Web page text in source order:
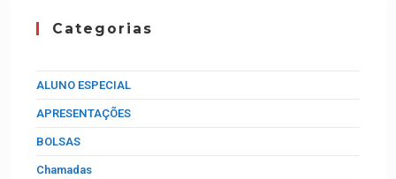
Categorias
ALUNO ESPECIAL
APRESENTAÇÕES
BOLSAS
Chamadas